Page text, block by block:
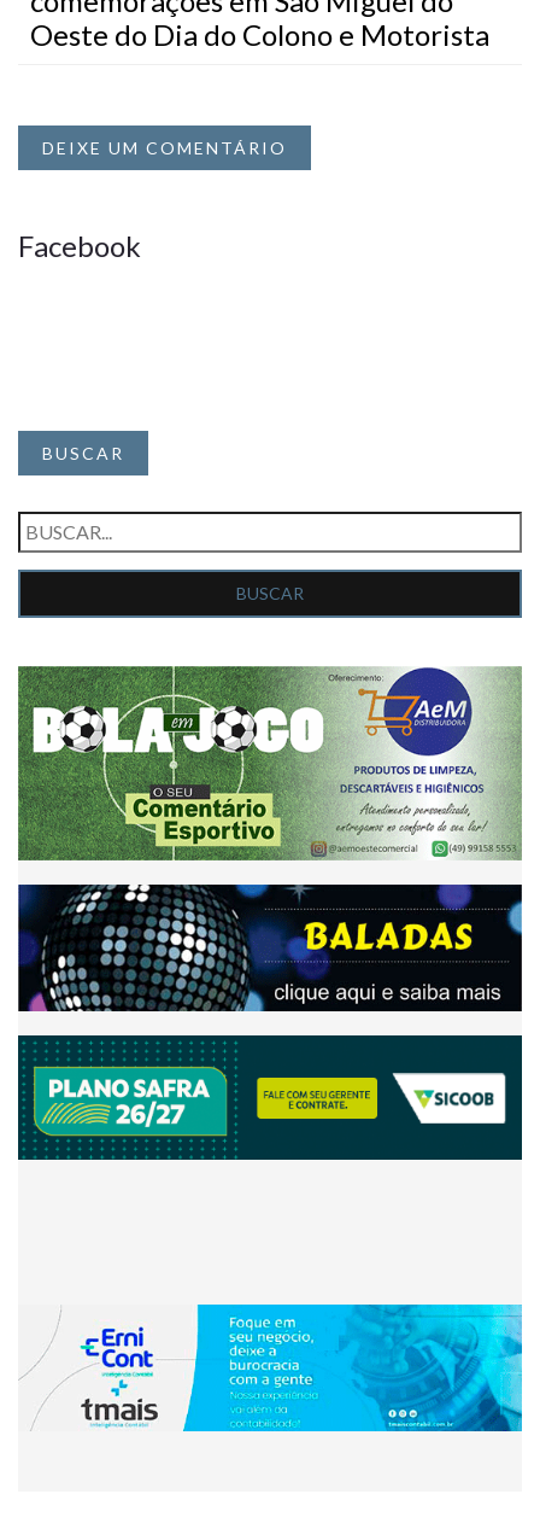
Oeste do Dia do Colono e Motorista
DEIXE UM COMENTÁRIO
Facebook
BUSCAR